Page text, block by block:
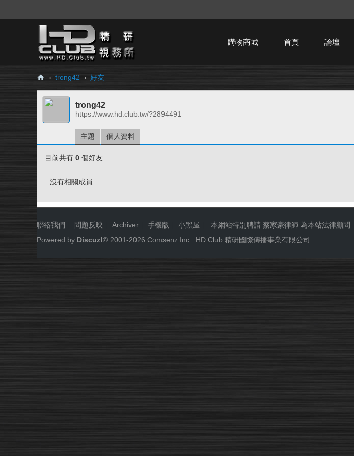
購物商城 首頁 論壇
H
Cl
所
› trong42 › 好友
trong42
https://www.hd.club.tw/?2894491
主題 個人資料
目前共有 0 個好友
沒有相關成員
聯絡我們 問題反映 Archiver 手機版 小黑屋 本網站特別聘請 蔡家豪律師 為本站法律顧問
Powered by Discuz!© 2001-2026 Comsenz Inc. HD.Club 精研國際傳播事業有限公司